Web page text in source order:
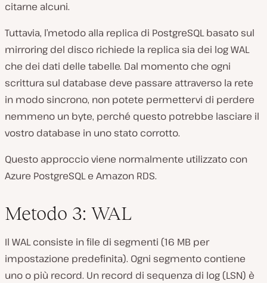
citarne alcuni.
Tuttavia, l’metodo alla replica di PostgreSQL basato sul
mirroring del disco richiede la replica sia dei log WAL
che dei dati delle tabelle. Dal momento che ogni
scrittura sul database deve passare attraverso la rete
in modo sincrono, non potete permettervi di perdere
nemmeno un byte, perché questo potrebbe lasciare il
vostro database in uno stato corrotto.
Questo approccio viene normalmente utilizzato con
Azure PostgreSQL e Amazon RDS.
Metodo 3: WAL
Il WAL consiste in file di segmenti (16 MB per
impostazione predefinita). Ogni segmento contiene
uno o più record. Un record di sequenza di log (LSN) è